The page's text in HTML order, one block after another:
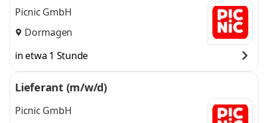
Picnic GmbH
Dormagen
in etwa 1 Stunde
Lieferant (m/w/d)
Picnic GmbH